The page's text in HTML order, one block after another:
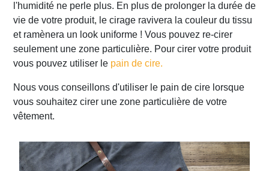
l'humidité ne perle plus. En plus de prolonger la durée de
vie de votre produit, le cirage ravivera la couleur du tissu
et ramènera un look uniforme ! Vous pouvez re-cirer
seulement une zone particulière. Pour cirer votre produit
vous pouvez utiliser le pain de cire.
Nous vous conseillons d'utiliser le pain de cire lorsque
vous souhaitez cirer une zone particulière de votre
vêtement.